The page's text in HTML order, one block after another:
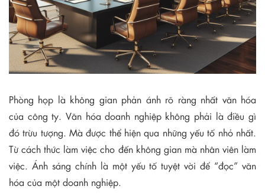
Phòng họp là không gian phản ánh rõ ràng nhất văn hóa
của công ty. Văn hóa doanh nghiệp không phải là điều gì
đó trừu tượng. Mà được thể hiện qua những yếu tố nhỏ nhất.
Từ cách thức làm việc cho đến không gian mà nhân viên làm
việc. Ánh sáng chính là một yếu tố tuyệt vời để “đọc” văn
hóa của một doanh nghiệp.